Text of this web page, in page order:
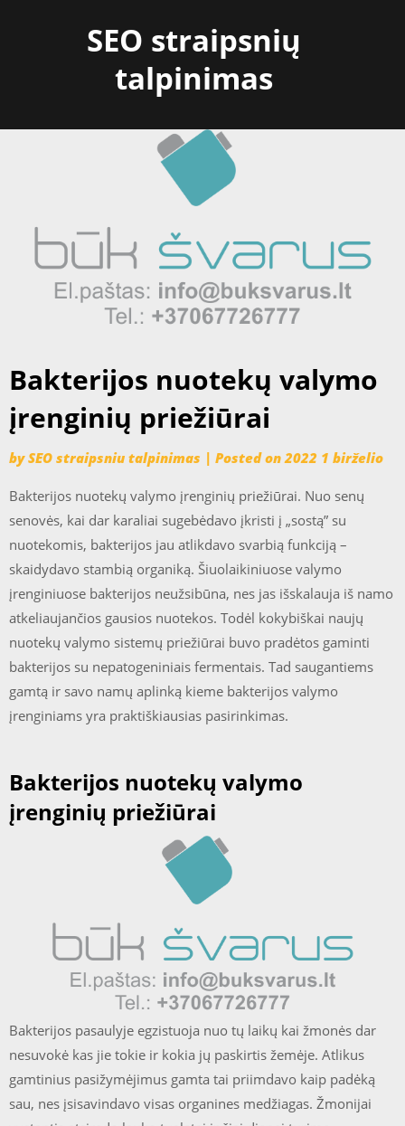
SEO straipsnių
talpinimas
Bakterijos nuotekų valymo
įrenginių priežiūrai
bySEO straipsniu talpinimas | Posted on2022 1 birželio
Bakterijos nuotekų valymo įrenginių priežiūrai. Nuo senų
senovės, kai dar karaliai sugebėdavo įkristi į „sostą” su
nuotekomis, bakterijos jau atlikdavo svarbią funkciją –
skaidydavo stambią organiką. Šiuolaikiniuose valymo
įrenginiuose bakterijos neužsibūna, nes jas išskalauja iš namo
atkeliaujančios gausios nuotekos. Todėl kokybiškai naujų
nuotekų valymo sistemų priežiūrai buvo pradėtos gaminti
bakterijos su nepatogeniniais fermentais. Tad saugantiems
gamtą ir savo namų aplinką kieme bakterijos valymo
įrenginiams yra praktiškiausias pasirinkimas.
Bakterijos nuotekų valymo
įrenginių priežiūrai
Bakterijos pasaulyje egzistuoja nuo tų laikų kai žmonės dar
nesuvokė kas jie tokie ir kokia jų paskirtis žemėje. Atlikus
gamtinius pasižymėjimus gamta tai priimdavo kaip padėką
sau, nes įsisavindavo visas organines medžiagas. Žmonijai